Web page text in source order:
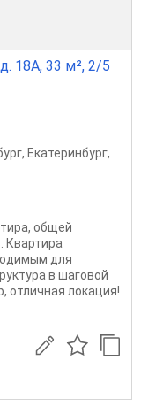
18А, 33 м², 2/5
, Екатеринбург,
общей
Квартира
для
в шаговой
отличная локация!